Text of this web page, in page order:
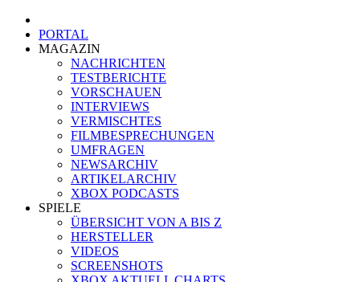
PORTAL
MAGAZIN
NACHRICHTEN
TESTBERICHTE
VORSCHAUEN
INTERVIEWS
VERMISCHTES
FILMBESPRECHUNGEN
UMFRAGEN
NEWSARCHIV
ARTIKELARCHIV
XBOX PODCASTS
SPIELE
ÜBERSICHT VON A BIS Z
HERSTELLER
VIDEOS
SCREENSHOTS